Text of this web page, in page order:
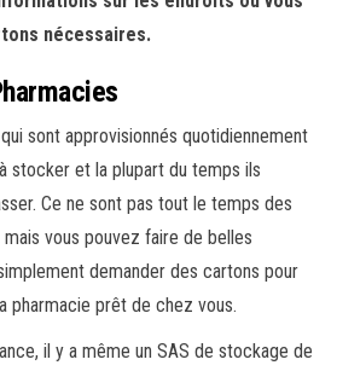
nécessaires.
sont approvisionnés quotidiennement
stocker et la plupart du temps ils
Ce ne sont pas tout le temps des
vous pouvez faire de belles
demander des cartons pour
pharmacie prêt de chez vous.
il y a même un SAS de stockage de